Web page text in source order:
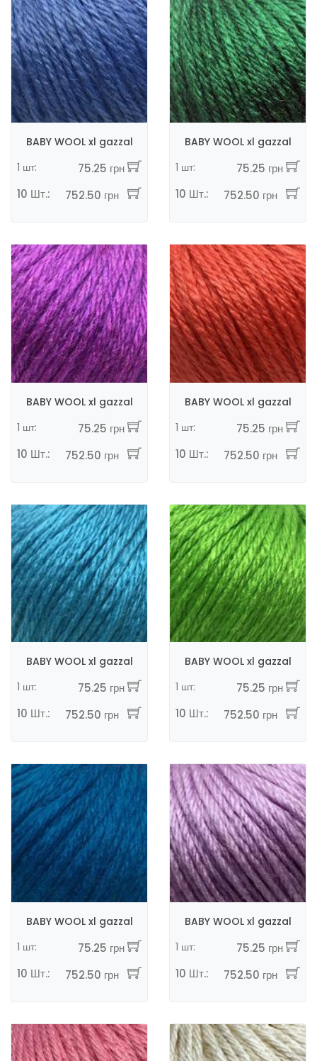
BABY WOOL xl gazzal
1 шт:
75.25 грн
10 Шт.:
752.50 грн
BABY WOOL xl gazzal
1 шт:
75.25 грн
10 Шт.:
752.50 грн
BABY WOOL xl gazzal
1 шт:
75.25 грн
10 Шт.:
752.50 грн
BABY WOOL xl gazzal
1 шт:
75.25 грн
10 Шт.:
752.50 грн
BABY WOOL xl gazzal
1 шт:
75.25 грн
10 Шт.:
752.50 грн
BABY WOOL xl gazzal
1 шт:
75.25 грн
10 Шт.:
752.50 грн
BABY WOOL xl gazzal
1 шт:
75.25 грн
10 Шт.:
752.50 грн
BABY WOOL xl gazzal
1 шт:
75.25 грн
10 Шт.:
752.50 грн